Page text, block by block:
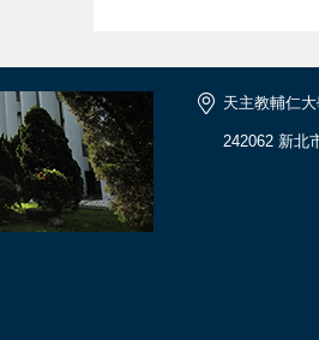
天主教輔仁
242062 新北